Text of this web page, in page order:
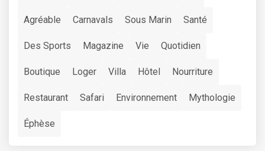
Agréable Carnavals Sous Marin Santé
Des Sports Magazine Vie Quotidien
Boutique Loger Villa Hôtel Nourriture
Restaurant Safari Environnement Mythologie
Éphèse